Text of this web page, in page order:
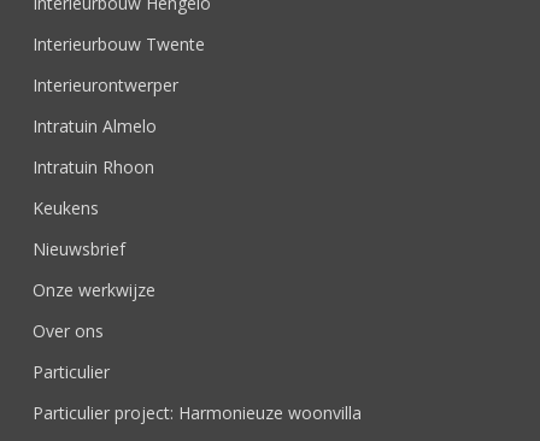
Interieurbouw Twente
Interieurontwerper
Intratuin Almelo
Intratuin Rhoon
Keukens
Nieuwsbrief
Onze werkwijze
Over ons
Particulier
Particulier project: Harmonieuze woonvilla